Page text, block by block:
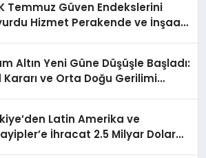
Temmuz Güven Endekslerini
Hizmet Perakende ve İnşaat
Altın Yeni Güne Düşüşle Başladı:
Kararı ve Orta Doğu Gerilimi
Latin Amerika ve
İhracat 2.5 Milyar Dolara